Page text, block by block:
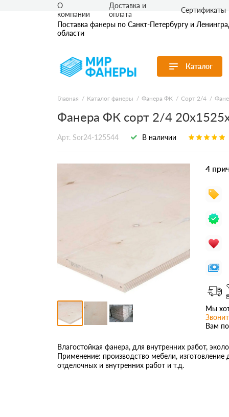
Поставка фанеры по Санкт-Петербургу и
области
Каталог
Перейти в каталог
Продуктовые
линейки
По применению
По сорту
По размеру
Фанера ФК
О
компании
Доставка и
оплата
Сертификаты
Главная Каталог фанеры Фанера ФК Сорт 2/4
Фанера ФК сорт 2/4
Арт. Sor24-125544 В наличии
4
Мы
Вам
Влагостойкая фанера, для внутренних работ,
Применение: производство мебели, изготовление
отделочных и внутренних работ и т.д.